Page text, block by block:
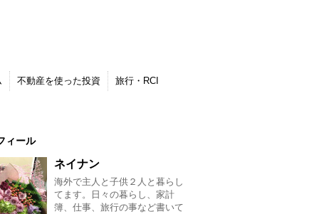
不動産を使った投資
旅行・RCI
ィール
ネイナン
海外で主人と子供２人と暮らし
てます。日々の暮らし、家計
簿、仕事、旅行の事など書いて